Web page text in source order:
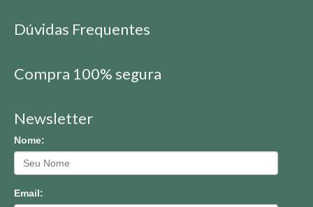
Dúvidas Frequentes
Compra 100% segura
Newsletter
Nome:
Email: